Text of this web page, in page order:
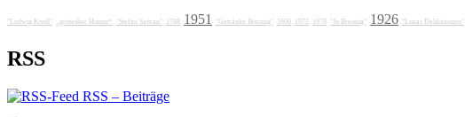
"Ludwig Knoll" „grotesker Humor“ "Stefan Sattran" 1788 1951 "Getränke Breunig" 1606 1972 1978 "Jo Breunig" 1926 "Lunas Delikatessen"
RSS
RSS – Beiträge